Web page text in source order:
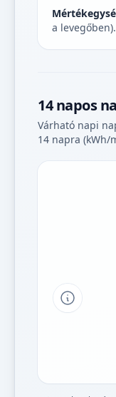
a levegőben).
14 napos
Várható napi
14 napra (kWh/
Tipp a